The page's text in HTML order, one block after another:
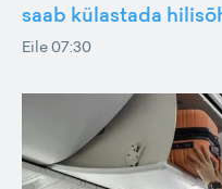
saab külastada
Eile 07:30